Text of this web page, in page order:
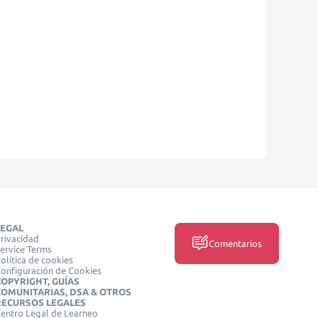
Terms
de cookies
de Cookies
GUÍAS
DSA & OTROS
LEGALES
Legal de Learneo
Comentarios